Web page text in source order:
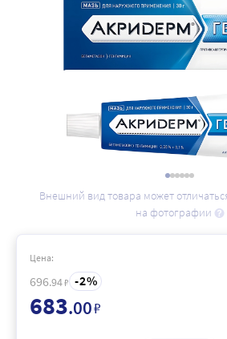
Внешний вид товара может
на фотографии
Цена:
696.94₽ 2
683.00₽